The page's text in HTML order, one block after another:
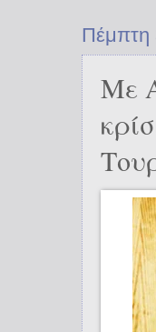
Πέμπτη
Με